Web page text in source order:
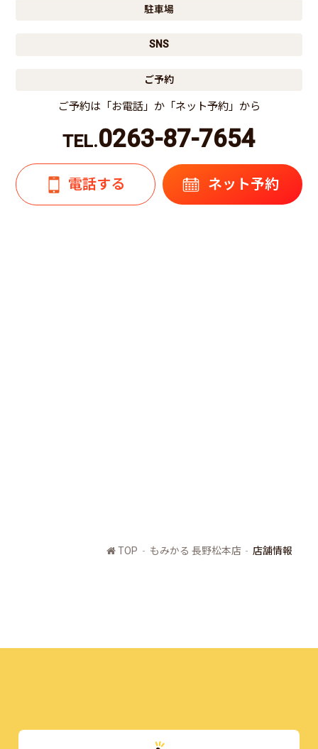
駐車場
SNS
ご予約
ご予約は「お電話」か「ネット予約」から
TEL.0263-87-7654
電話する ネット予約
TOP もみかる 長野松本店 店舗情報